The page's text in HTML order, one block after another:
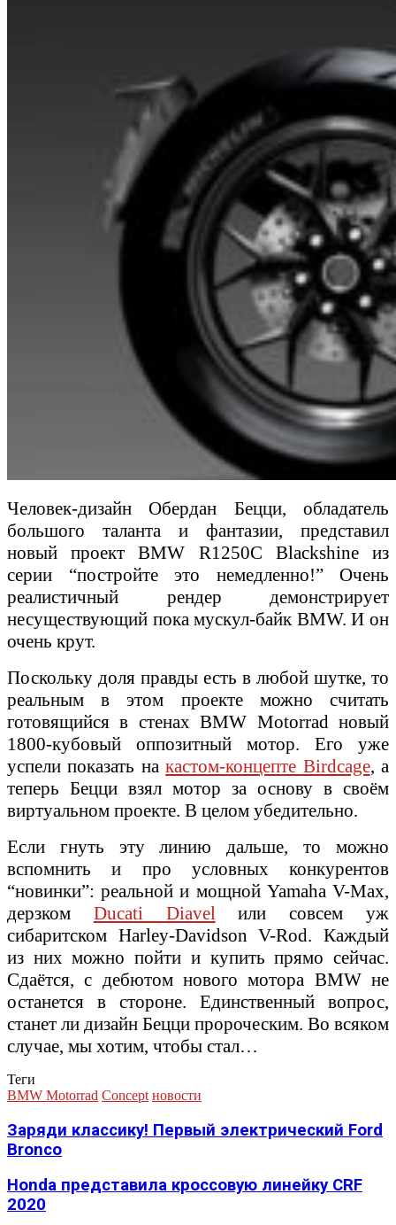
Человек-дизайн Обердан Бецци, обладатель
большого таланта и фантазии, представил
новый проект BMW R1250C Blackshine из
серии “постройте это немедленно!” Очень
реалистичный рендер демонстрирует
несуществующий пока мускул-байк BMW. И он
очень крут.
Поскольку доля правды есть в любой шутке, то
реальным в этом проекте можно считать
готовящийся в стенах BMW Motorrad новый
1800-кубовый оппозитный мотор. Его уже
успели показать накастом-концепте Birdcage, а
теперь Бецци взял мотор за основу в своём
виртуальном проекте. В целом убедительно.
Если гнуть эту линию дальше, то можно
вспомнить и про условных конкурентов
“новинки”: реальной и мощной Yamaha V-Max,
дерзком Ducati Diavelили совсем уж
сибаритском Harley-Davidson V-Rod. Каждый
из них можно пойти и купить прямо сейчас.
Сдаётся, с дебютом нового мотора BMW не
останется в стороне. Единственный вопрос,
станет ли дизайн Бецци пророческим. Во всяком
случае, мы хотим, чтобы стал…
Теги
BMW Motorrad Concept новости
Заряди классику! Первый электрический Ford
Bronco
Honda представила кроссовую линейку CRF
2020